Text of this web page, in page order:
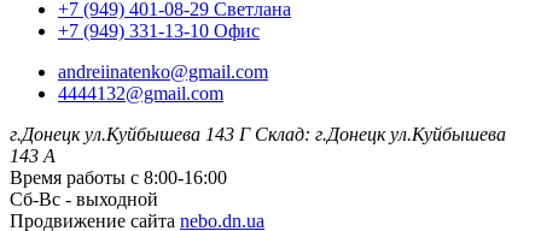
+7 (949) 401-08-29 Светлана
+7 (949) 331-13-10 Офис
andreiinatenko@gmail.com
4444132@gmail.com
г.Донецк ул.Куйбышева 143 Г Склад: г.Донецк ул.Куйбышева
143 А
Время работы с 8:00-16:00
Сб-Вс - выходной
Продвижение сайта nebo.dn.ua